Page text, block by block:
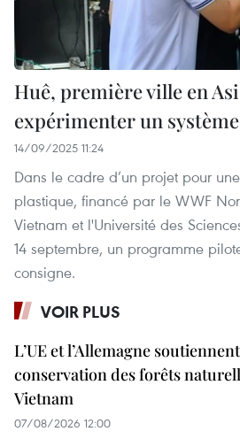
Huê, première ville en
expérimenter un
14/09/2025 11:24
Dans le cadre d’un projet pour
plastique, financé par le WWF
Vietnam et l'Université des
14 septembre, un programme
consigne.
VOIR PLUS
L’UE et l’Allemagne
conservation des forêts
Vietnam
07/08/2026 12:00